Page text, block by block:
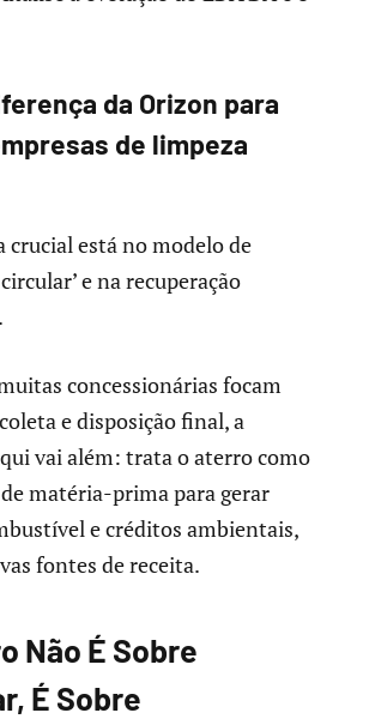
da Orizon para
de limpeza
crucial está no modelo de
e na recuperação
concessionárias focam
e disposição final, a
vai além: trata o aterro como
matéria-prima para gerar
e créditos ambientais,
fontes de receita.
Não É Sobre
É Sobre